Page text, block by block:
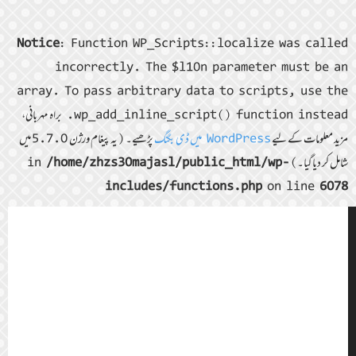
Notice: Function WP_Scripts::localize was called
incorrectly. The $l10n parameter must be an
array. To pass arbitrary data to scripts, use the
wp_add_inline_script() function instead. براہ مہربانی،
مزید معلومات کے لیےWordPress میں ڈی بگنگ
پڑھیے۔ (یہ پیغام ورژن 5.7.0 میں
شامل کر دیا گیا۔) in/home/zhzs30majasl/public_html/wp-
includes/functions.php on line 6078